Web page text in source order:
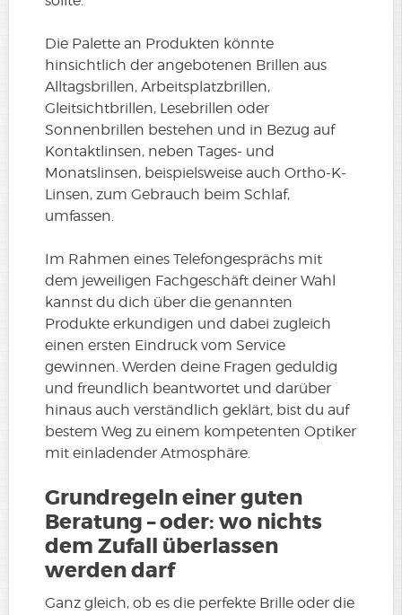
Die Palette an Produkten könnte
hinsichtlich der angebotenen Brillen aus
Alltagsbrillen, Arbeitsplatzbrillen,
Gleitsichtbrillen, Lesebrillen oder
Sonnenbrillen bestehen und in Bezug auf
Kontaktlinsen, neben Tages- und
Monatslinsen, beispielsweise auch Ortho-K-
Linsen, zum Gebrauch beim Schlaf,
umfassen.
Im Rahmen eines Telefongesprächs mit
dem jeweiligen Fachgeschäft deiner Wahl
kannst du dich über die genannten
Produkte erkundigen und dabei zugleich
einen ersten Eindruck vom Service
gewinnen. Werden deine Fragen geduldig
und freundlich beantwortet und darüber
hinaus auch verständlich geklärt, bist du auf
bestem Weg zu einem kompetenten Optiker
mit einladender Atmosphäre.
Grundregeln einer guten
Beratung – oder: wo nichts
dem Zufall überlassen
werden darf
Ganz gleich, ob es die perfekte Brille oder die